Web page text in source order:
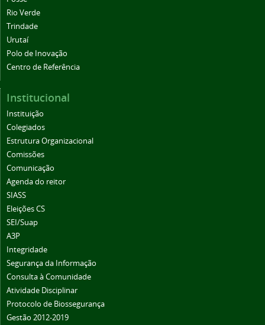
Rio Verde
Trindade
Urutaí
Polo de Inovação
Centro de Referência
Institucional
Instituição
Colegiados
Estrutura Organizacional
Comissões
Comunicação
Agenda do reitor
SIASS
Eleições CS
SEI/Suap
A3P
Integridade
Segurança da Informação
Consulta à Comunidade
Atividade Disciplinar
Protocolo de Biossegurança
Gestão 2012-2019